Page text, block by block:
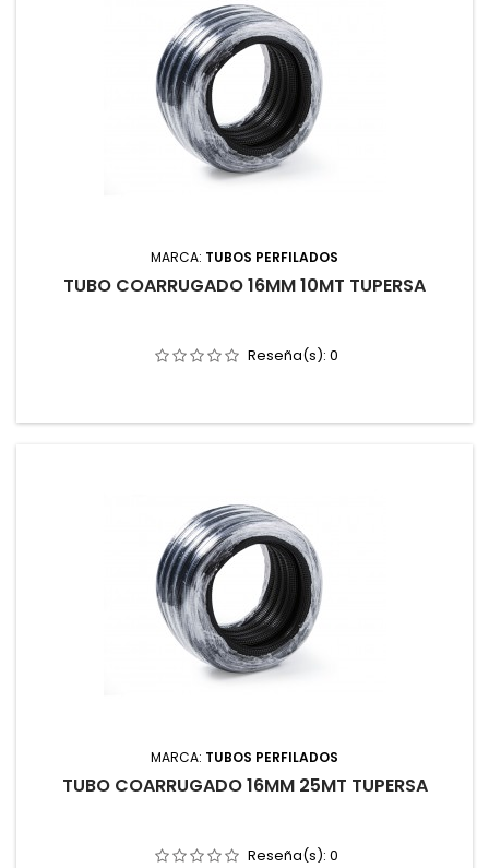
MARCA: TUBOS PERFILADOS
TUBO COARRUGADO 16MM 10MT TUPERSA
Reseña(s): 0
MARCA: TUBOS PERFILADOS
TUBO COARRUGADO 16MM 25MT TUPERSA
Reseña(s): 0